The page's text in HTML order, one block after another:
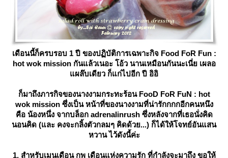
เดือนนี้ก็ครบรอบ 1 ปี ของปฏิบัติการเฉพาะกิจ Food FoR Fun :
hot wok mission กันแล้วเนอะ โอ้ว นานเหมือนกันนะเนี่ย เผลอ
ผล๊บเดียว ก็แก่ไปอีก ปี อิอิ
ก็มาถึงภารกิจของนางงามกระทะร้อน FooD FoR FuN : hot
wok mission ซึ่งเป็น หน้าที่ของนางงามที่น่ารักกกกอีกคนหนึง
คือ น้องหนึ่ง จากบล็อก adrenalinrush ซึ่งหลังจากที่เธอนั่งคิด
นอนคิด (และ คงจะกลิ้งตัวกลมๆ คิดด้วย...) ก็ได้ให้โจทย์อันแสน
หวาน ไว้ดังนี้ค่ะ
1. สำหรับเมนูเดือน กพ เดือนแห่งความรัก ที่กำลังจะมาถึง ขอให้